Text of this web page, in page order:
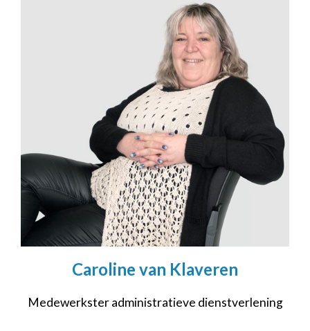
Caroline van Klaveren
Medewerkster administratieve dienstverlening